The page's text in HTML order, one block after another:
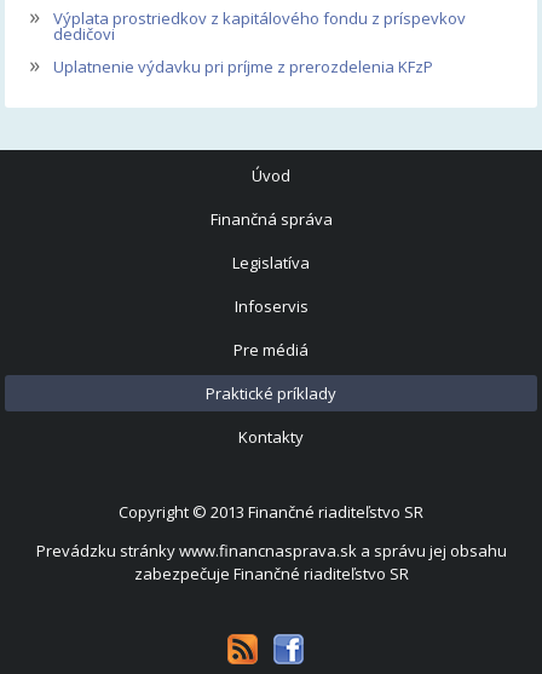
» Výplata prostriedkov z kapitálového fondu z príspevkov
dedičovi
» Uplatnenie výdavku pri príjme z prerozdelenia KFzP
Úvod
Finančná správa
Legislatíva
Infoservis
Pre médiá
Praktické príklady
Kontakty
Copyright © 2013 Finančné riaditeľstvo SR
Prevádzku stránky www.financnasprava.sk a správu jej obsahu
zabezpečuje Finančné riaditeľstvo SR